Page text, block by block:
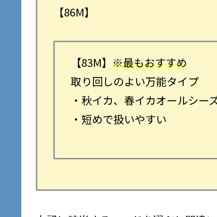
【86M】
【83M】 ※最もおすすめ
取り回しのよい万能タイプ
・秋イカ、春イカオールシー
・短めで扱いやすい